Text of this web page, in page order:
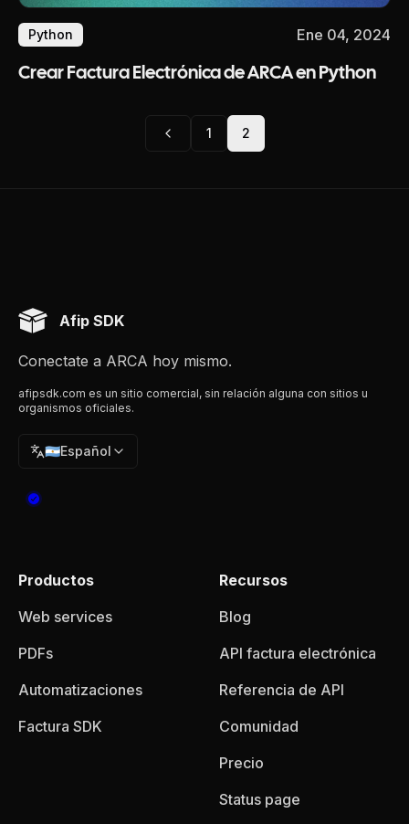
Python Ene 04, 2024
Crear Factura Electrónica de ARCA en Python
1 2
Afip SDK
Conectate a ARCA hoy mismo.
afipsdk.com es un sitio comercial, sin relación alguna con sitios u
organismos oficiales.
🇦🇷Español
Productos
Web services
PDFs
Automatizaciones
Factura SDK
Recursos
Blog
API factura electrónica
Referencia de API
Comunidad
Precio
Status page